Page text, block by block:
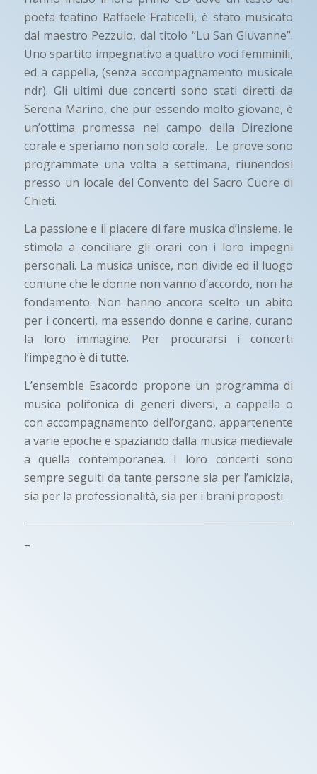
poeta teatino Raffaele Fraticelli, è stato musicato
dal maestro Pezzulo, dal titolo “Lu San Giuvanne”.
Uno spartito impegnativo a quattro voci femminili,
ed a cappella, (senza accompagnamento musicale
ndr). Gli ultimi due concerti sono stati diretti da
Serena Marino, che pur essendo molto giovane, è
un’ottima promessa nel campo della Direzione
corale e speriamo non solo corale… Le prove sono
programmate una volta a settimana, riunendosi
presso un locale del Convento del Sacro Cuore di
Chieti.
La passione e il piacere di fare musica d’insieme, le
stimola a conciliare gli orari con i loro impegni
personali. La musica unisce, non divide ed il luogo
comune che le donne non vanno d’accordo, non ha
fondamento. Non hanno ancora scelto un abito
per i concerti, ma essendo donne e carine, curano
la loro immagine. Per procurarsi i concerti
l’impegno è di tutte.
L’ensemble Esacordo propone un programma di
musica polifonica di generi diversi, a cappella o
con accompagnamento dell’organo, appartenente
a varie epoche e spaziando dalla musica medievale
a quella contemporanea. I loro concerti sono
sempre seguiti da tante persone sia per l’amicizia,
sia per la professionalità, sia per i brani proposti.
–